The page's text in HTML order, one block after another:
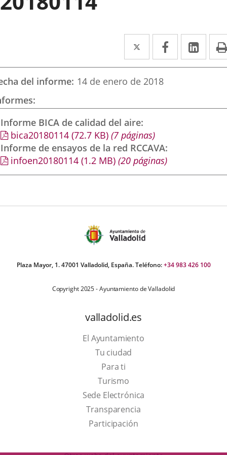
Twitter
Enlace
a
una
externa.
Facebook
Enlace
a
externa.
a
del informe 14 de enero de 2018
Informe BICA de calidad del aire
bica20180114 (72.7 KB) (7 páginas)
Informe de ensayos de la red RCCAVA
infoen20180114 (1.2 MB) (20 páginas)
Plaza Mayor, 1. 47001 Valladolid, España. Teléfono:+34 983 426 100
Copyright 2025 - Ayuntamiento de Valladolid
valladolid.es
El Ayuntamiento
Tu ciudad
Para ti
TurismoThis
link
will
open
a
Sede Electrónica
Transparencia
Participación